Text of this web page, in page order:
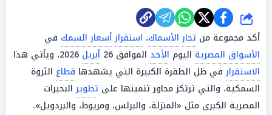
شارك
أكد مجموعة من تجار الأسماك، استقرارأسعار السمك في
الأسواق المصرية اليوم الأحد الموافق 26 أبريل
الاستقرارفي ظل الطفرة الكبيرة التي يشهدها قطاع الثروة
السمكية، والتي ترتكز محاور تنميتها على تطويرالبحيرات
المصرية الكبرى مثل «المنزلة، والبرلس، ومريوط، والبردويل».